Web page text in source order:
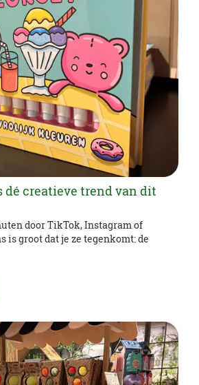
dé creatieve trend van dit
door TikTok, Instagram of
is groot dat je ze tegenkomt: de